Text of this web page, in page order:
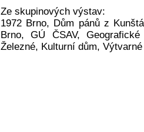
Ze skupinových výstav:
1972 Brno, Dům pánů z
Brno, GÚ ČSAV,
Železné, Kulturní dům,